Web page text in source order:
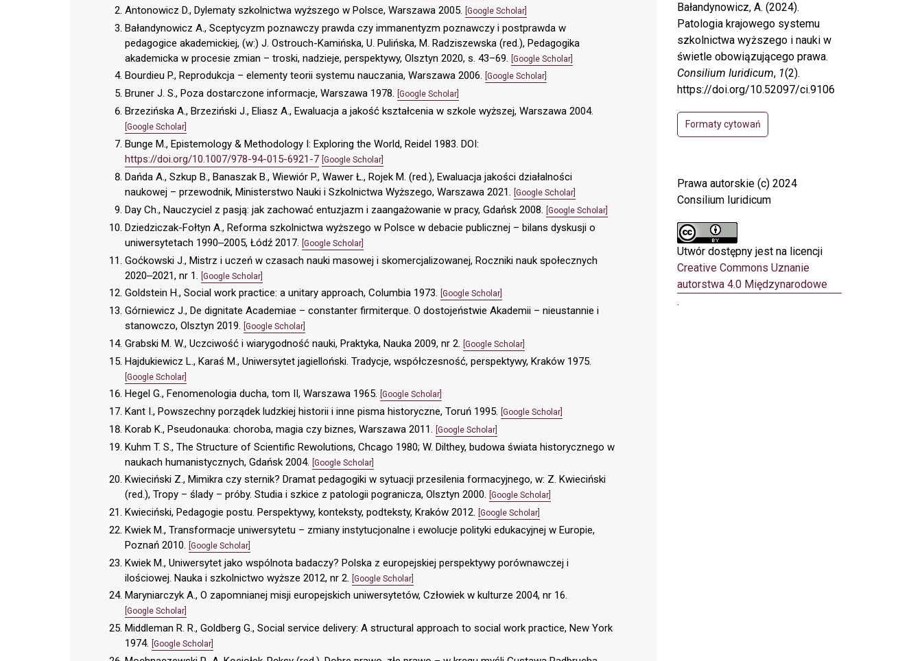
Antonowicz D., Dylematy szkolnictwa wyższego w Polsce, Warszawa 2005. [Google Scholar]
Bałandynowicz A., Sceptycyzm poznawczy prawda czy immanentyzm poznawczy i postprawda w
pedagogice akademickiej, (w:) J. Ostrouch-Kamińska, U. Pulińska, M. Radziszewska (red.), Pedagogika
akademicka w procesie zmian – troski, nadzieje, perspektywy, Olsztyn 2020, s. 43–69. [Google Scholar]
Bourdieu P., Reprodukcja – elementy teorii systemu nauczania, Warszawa 2006. [Google Scholar]
Bruner J. S., Poza dostarczone informacje, Warszawa 1978. [Google Scholar]
Brzezińska A., Brzeziński J., Eliasz A., Ewaluacja a jakość kształcenia w szkole wyższej, Warszawa 2004.
[Google Scholar]
Bunge M., Epistemology & Methodology I: Exploring the World, Reidel 1983. DOI:
https://doi.org/10.1007/978-94-015-6921-7 [Google Scholar]
Dańda A., Szkup B., Banaszak B., Wiewiór P., Wawer Ł., Rojek M. (red.), Ewaluacja jakości działalności
naukowej – przewodnik, Ministerstwo Nauki i Szkolnictwa Wyższego, Warszawa 2021. [Google Scholar]
Day Ch., Nauczyciel z pasją: jak zachować entuzjazm i zaangażowanie w pracy, Gdańsk 2008. [Google Scholar]
Dziedziczak-Fołtyn A., Reforma szkolnictwa wyższego w Polsce w debacie publicznej – bilans dyskusji o
uniwersytetach 1990‒2005, Łódź 2017. [Google Scholar]
Goćkowski J., Mistrz i uczeń w czasach nauki masowej i skomercjalizowanej, Roczniki nauk społecznych
2020‒2021, nr 1. [Google Scholar]
Goldstein H., Social work practice: a unitary approach, Columbia 1973. [Google Scholar]
Górniewicz J., De dignitate Academiae – constanter firmiterque. O dostojeństwie Akademii – nieustannie i
stanowczo, Olsztyn 2019. [Google Scholar]
Grabski M. W., Uczciwość i wiarygodność nauki, Praktyka, Nauka 2009, nr 2. [Google Scholar]
Hajdukiewicz L., Karaś M., Uniwersytet jagielloński. Tradycje, współczesność, perspektywy, Kraków 1975.
[Google Scholar]
Hegel G., Fenomenologia ducha, tom II, Warszawa 1965. [Google Scholar]
Kant I., Powszechny porządek ludzkiej historii i inne pisma historyczne, Toruń 1995. [Google Scholar]
Korab K., Pseudonauka: choroba, magia czy biznes, Warszawa 2011. [Google Scholar]
Kuhm T. S., The Structure of Scientific Rewolutions, Chcago 1980; W. Dilthey, budowa świata historycznego w
naukach humanistycznych, Gdańsk 2004. [Google Scholar]
Kwieciński Z., Mimikra czy sternik? Dramat pedagogiki w sytuacji przesilenia formacyjnego, w: Z. Kwieciński
(red.), Tropy – ślady – próby. Studia i szkice z patologii pogranicza, Olsztyn 2000. [Google Scholar]
Kwieciński, Pedagogie postu. Perspektywy, konteksty, podteksty, Kraków 2012. [Google Scholar]
Kwiek M., Transformacje uniwersytetu – zmiany instytucjonalne i ewolucje polityki edukacyjnej w Europie,
Poznań 2010. [Google Scholar]
Kwiek M., Uniwersytet jako wspólnota badaczy? Polska z europejskiej perspektywy porównawczej i
ilościowej. Nauka i szkolnictwo wyższe 2012, nr 2. [Google Scholar]
Maryniarczyk A., O zapomnianej misji europejskich uniwersytetów, Człowiek w kulturze 2004, nr 16.
[Google Scholar]
Middleman R. R., Goldberg G., Social service delivery: A structural approach to social work practice, New York
1974. [Google Scholar]
Bałandynowicz, A. (2024).
Patologia krajowego systemu
szkolnictwa wyższego i nauki w
świetle obowiązującego prawa.
Consilium Iuridicum, 1(2).
https://doi.org/10.52097/ci.9106
Formaty cytowań
Prawa autorskie (c) 2024
Consilium Iuridicum
Utwór dostępny jest na licencji
Creative Commons Uznanie
autorstwa 4.0 Międzynarodowe
.